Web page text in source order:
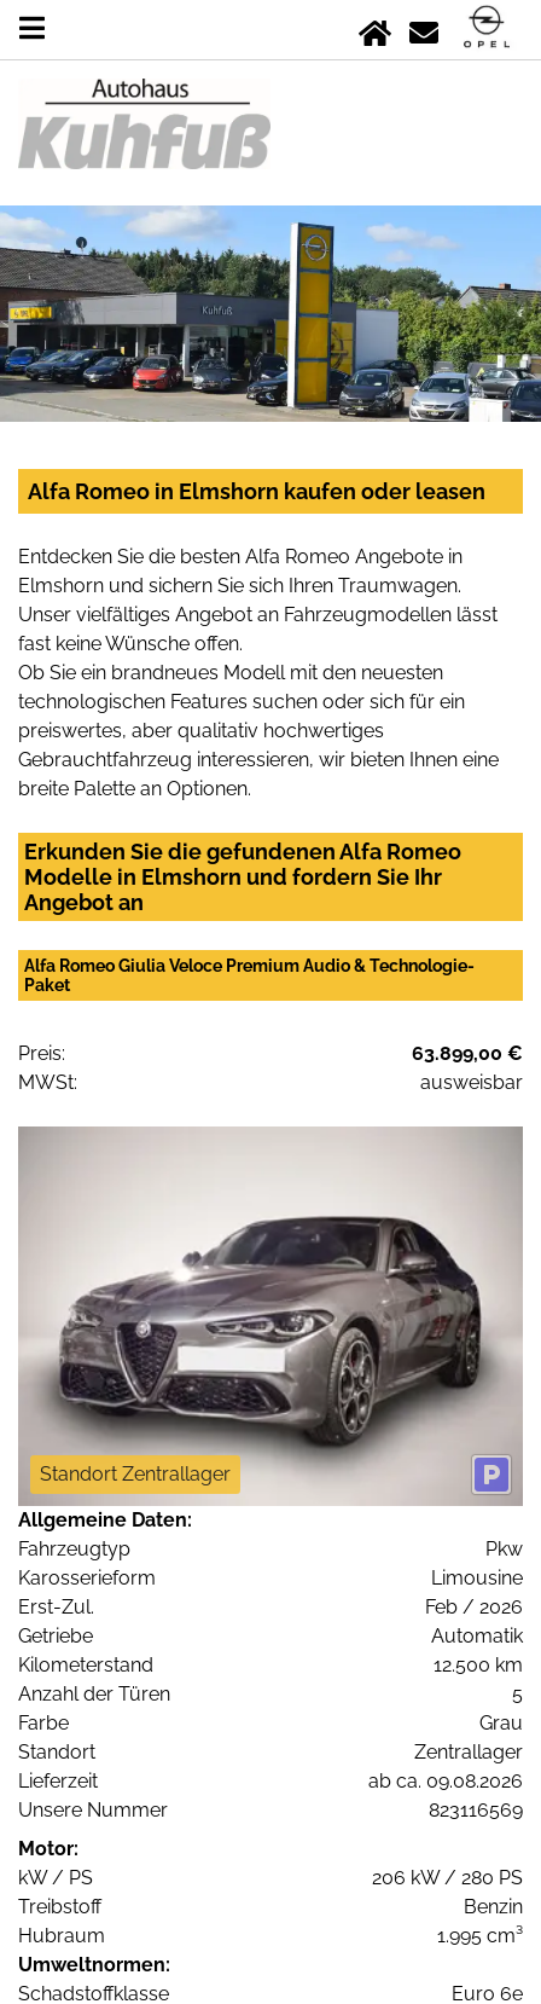
Alfa Romeo in Elmshorn kaufen oder leasen
Entdecken Sie die besten Alfa Romeo Angebote in
Elmshorn und sichern Sie sich Ihren Traumwagen.
Unser vielfältiges Angebot an Fahrzeugmodellen lässt
fast keine Wünsche offen.
Ob Sie ein brandneues Modell mit den neuesten
technologischen Features suchen oder sich für ein
preiswertes, aber qualitativ hochwertiges
Gebrauchtfahrzeug interessieren, wir bieten Ihnen eine
breite Palette an Optionen.
Erkunden Sie die gefundenen Alfa Romeo
Modelle in Elmshorn und fordern Sie Ihr
Angebot an
Alfa Romeo Giulia Veloce Premium Audio & Technologie-
Paket
Preis:
63.899,00 €
MWSt:
ausweisbar
Standort Zentrallager
Allgemeine Daten:
Fahrzeugtyp
Pkw
Karosserieform
Limousine
Erst-Zul.
Feb / 2026
Getriebe
Automatik
Kilometerstand
12.500 km
Anzahl der Türen
5
Farbe
Grau
Standort
Zentrallager
Lieferzeit
ab ca. 09.08.2026
Unsere Nummer
823116569
Motor:
kW / PS
206 kW / 280 PS
Treibstoff
Benzin
Hubraum
1.995 cm³
Umweltnormen:
Schadstoffklasse
Euro 6e